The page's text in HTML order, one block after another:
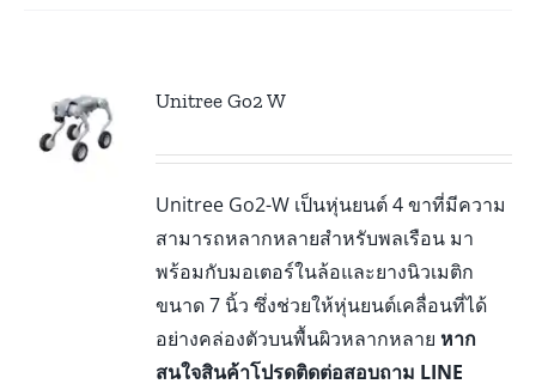
Unitree Go2 W
Unitree Go2-W เป็นหุ่นยนต์ 4 ขาที่มีความ
สามารถหลากหลายสำหรับพลเรือน มา
พร้อมกับมอเตอร์ในล้อและยางนิวเมติก
ขนาด 7 นิ้ว ซึ่งช่วยให้หุ่นยนต์เคลื่อนที่ได้
อย่างคล่องตัวบนพื้นผิวหลากหลาย หาก
สนใจสินค้าโปรดติดต่อสอบถาม LINE